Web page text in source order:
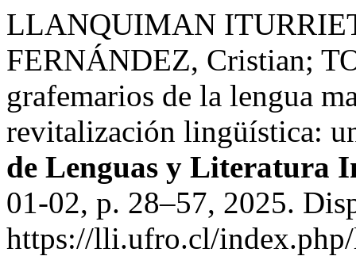
LLANQUIMAN
FERNÁNDEZ, Cristian;
grafemarios de la lengua
revitalización lingüística:
de Lenguas y Literatura
01-02, p. 28–57, 2025.
https://lli.ufro.cl/